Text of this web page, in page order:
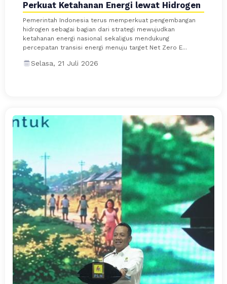
Perkuat Ketahanan Energi lewat Hidrogen
Pemerintah Indonesia terus memperkuat pengembangan
hidrogen sebagai bagian dari strategi mewujudkan
ketahanan energi nasional sekaligus mendukung
percepatan transisi energi menuju target Net Zero E...
Selasa, 21 Juli 2026